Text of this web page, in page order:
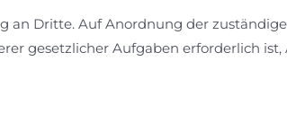
Dritte. Auf Anordnung der
gesetzlicher Aufgaben erforderlich